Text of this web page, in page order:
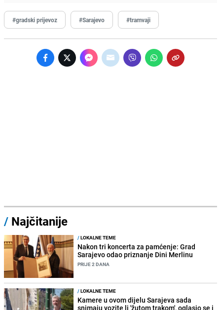
#gradski prijevoz #Sarajevo #tramvaji
/ Najčitanije
/LOKALNE TEME
Nakon tri koncerta za pamćenje: Grad
Sarajevo odao priznanje Dini Merlinu
PRIJE 2 DANA
/LOKALNE TEME
Kamere u ovom dijelu Sarajeva sada
snimaju vozite li 'žutom trakom', oglasio se i